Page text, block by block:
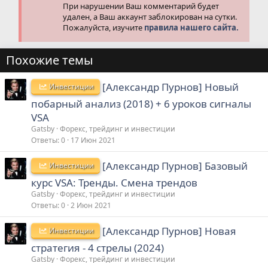
При нарушении Ваш комментарий будет
удален, а Ваш аккаунт заблокирован на сутки.
Пожалуйста, изучите правила нашего сайта.
Похожие темы
Инвестиции
[Александр Пурнов] Новый
побарный анализ (2018) + 6 уроков сигналы
VSA
Gatsby Форекс, трейдинг и инвестиции
Ответы 0 17 Июн 2021
Инвестиции
[Александр Пурнов] Базовый
курс VSA: Тренды. Смена трендов
Gatsby Форекс, трейдинг и инвестиции
Ответы 0 2 Июн 2021
Инвестиции
[Александр Пурнов] Новая
стратегия - 4 стрелы (2024)
Gatsby Форекс, трейдинг и инвестиции